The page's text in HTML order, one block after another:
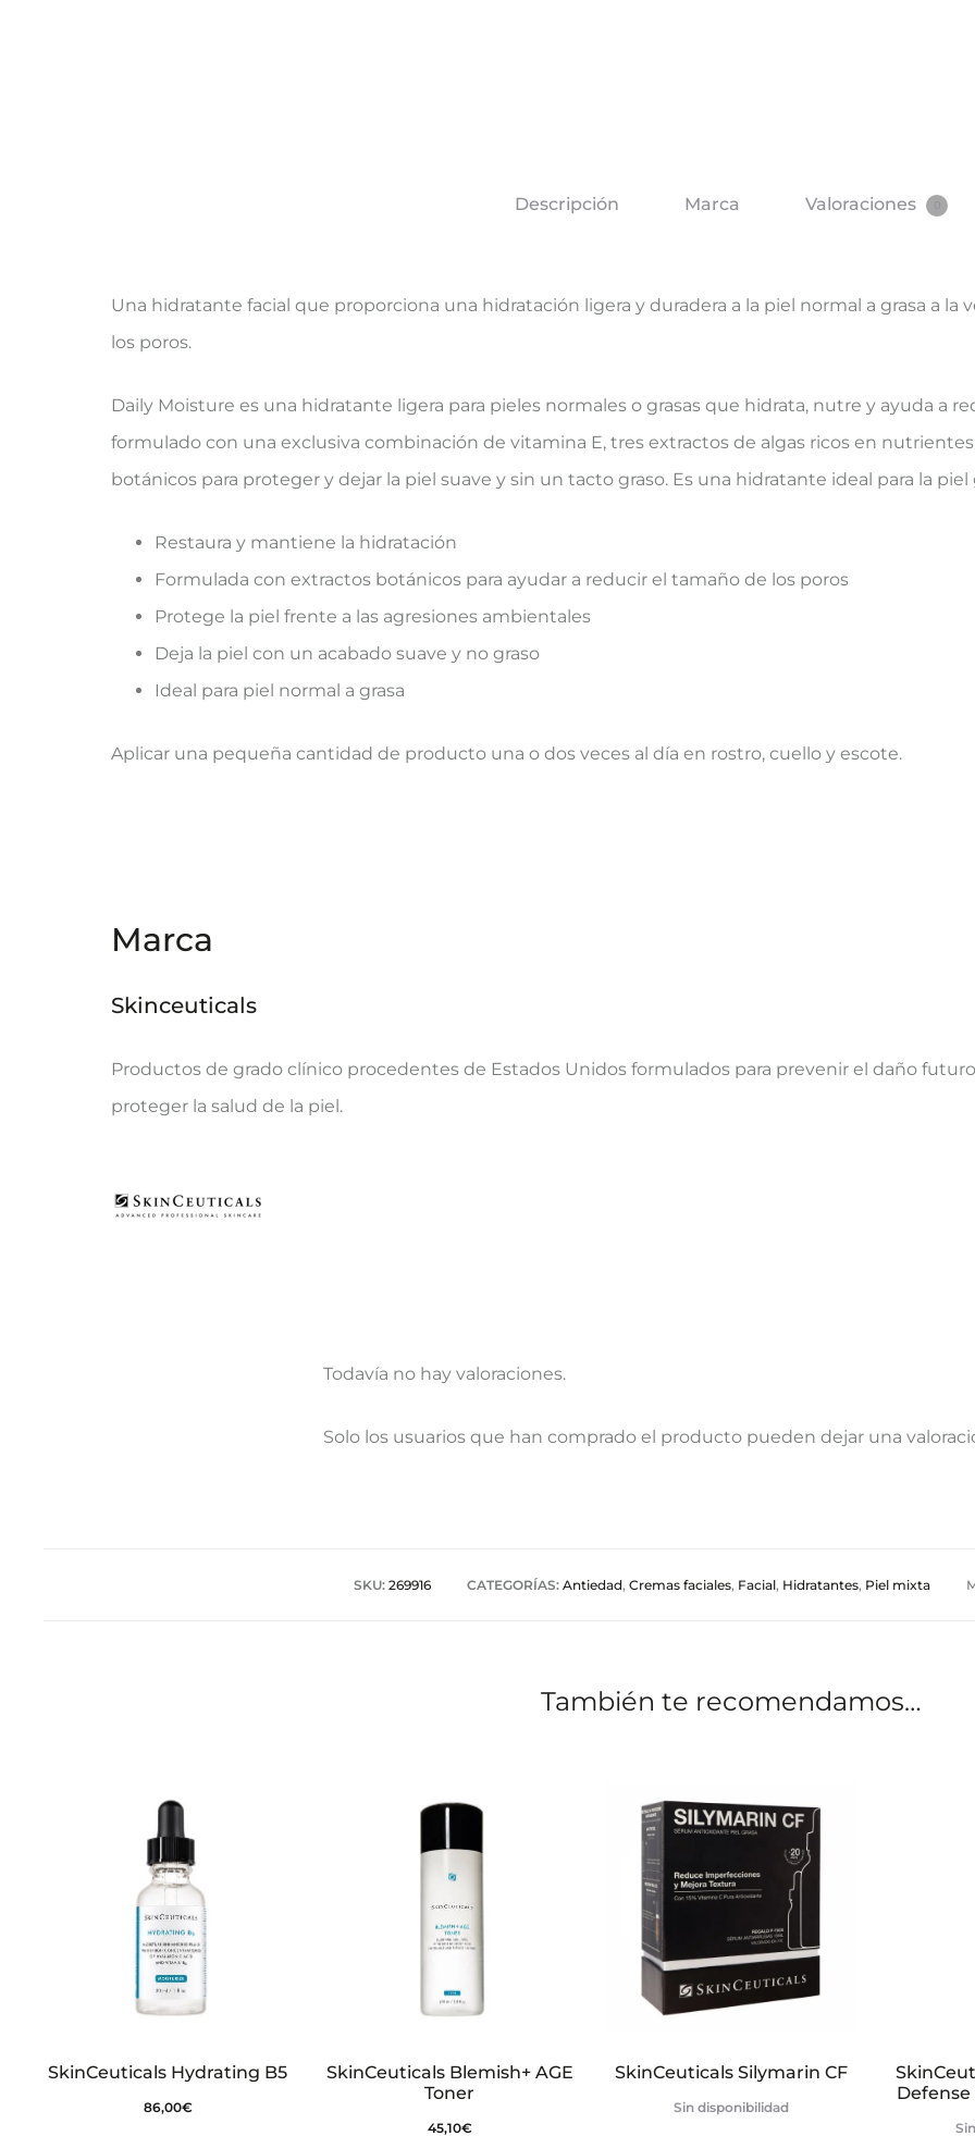
Descripción Marca Valoraciones
Una hidratante facial que proporciona una hidratación ligera y duradera a la piel normal a grasa a
los poros.
Daily Moisture es una hidratante ligera para pieles normales o grasas que hidrata, nutre y ayuda a
formulado con una exclusiva combinación de vitamina E, tres extractos de algas ricos en
botánicos para proteger y dejar la piel suave y sin un tacto graso. Es una hidratante ideal para la piel
Restaura y mantiene la hidratación
Formulada con extractos botánicos para ayudar a reducir el tamaño de los poros
Protege la piel frente a las agresiones ambientales
Deja la piel con un acabado suave y no graso
Ideal para piel normal a grasa
Aplicar una pequeña cantidad de producto una o dos veces al día en rostro, cuello y escote.
Marca
Skinceuticals
Productos de grado clínico procedentes de Estados Unidos formulados para prevenir el daño
proteger la salud de la piel.
V
Todavía no hay valoraciones.
Solo los usuarios que han comprado el producto pueden dejar una
SKU: 269916 CATEGORÍAS: Antiedad, Cremas faciales, Facial, Hidratantes, Piel mixta
También te recomendamos…
SkinCeuticals Hydrating B5
86,00€
SkinCeuticals Blemish+ AGE
Toner
45,10€
SkinCeuticals Silymarin CF
Sin disponibilidad
Defense